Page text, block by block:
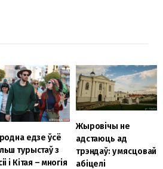
едзе ўсё
турыстаў з
і Кітая – многія
Жыровічы не
адстаюць ад
трэндаў: у мясцовай
абіцелі